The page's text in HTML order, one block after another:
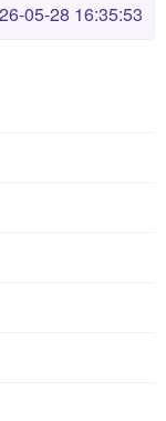
05-28 16:35:53